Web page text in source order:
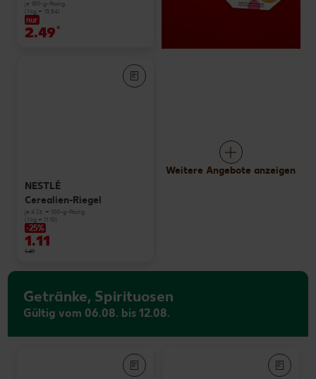
je 180-g-Packg.
(1 kg = 13.84)
nur
2.49*
NESTLÉ
Cerealien-Riegel
je 4 St. = 100-g-Packg.
(1 kg = 11.10)
-25%
1.11
1.49
Weitere Angebote anzeigen
Getränke, Spirituosen
Gültig vom 06.08. bis 12.08.